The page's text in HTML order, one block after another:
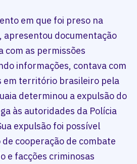
em que foi preso na
apresentou documentação
com as permissões
informações, contava com
em território brasileiro pela
determinou a expulsão do
às autoridades da Polícia
expulsão foi possível
cooperação de combate
e facções criminosas